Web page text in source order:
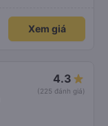
Xem giá
4.3
(225 đánh giá)